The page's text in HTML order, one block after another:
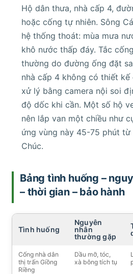
Hộ dân thưa, nhà cấp 4,
hoặc cống tự nhiên. Sông
hệ thống thoát: mùa mưa
khô nước thấp đáy. Tắc
thường do đường ống đặt
nhà cấp 4 không có thiết kế
xử lý bằng camera nội soi
độ dốc khi cần. Một số hộ
nên lắp van một chiều như
ứng vùng này 45-75 phút
Chúc.
Bảng tình huống –
– thời gian – bảo hành
Tình huống
Nguyên
nhân
thường gặp
Cống nhà dân
thị trấn Giồng
Riềng
Dầu mỡ, tóc,
xà bông tích tụ